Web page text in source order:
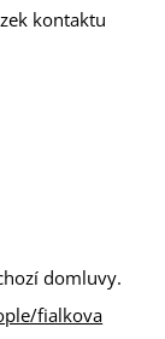
domluvy.
fialkova